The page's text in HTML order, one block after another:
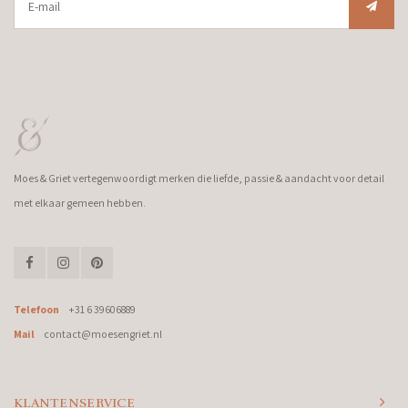
Moes & Griet vertegenwoordigt merken die liefde, passie & aandacht voor detail
met elkaar gemeen hebben.
Telefoon
+31 6 39606889
Mail
contact@moesengriet.nl
KLANTENSERVICE